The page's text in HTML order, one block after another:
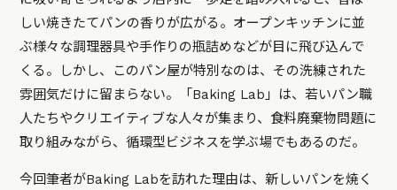
しい焼きたてパンの香りが広がる。オープンキッチンに並
ぶ様々な調理器具や手作りの瓶詰めなどが目に飛び込んで
くる。しかし、このパン屋が特別なのは、その洗練された
雰囲気だけに留まらない。「Baking Lab」は、若いパン職
人たちやクリエイティブな人々が集まり、食料廃棄物問題に
取り組みながら、循環型ビジネスを学ぶ場でもあるのだ。
今回筆者がBaking Labを訪れた理由は、新しいパンを焼く